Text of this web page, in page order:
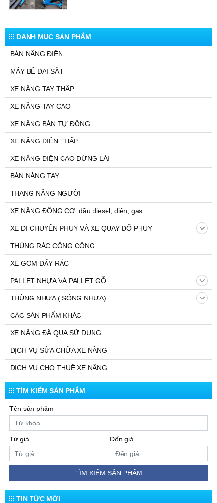
DANH MỤC SẢN PHẨM
BÀN NÂNG ĐIỆN
MÁY BẺ ĐAI SẮT
XE NÂNG TAY THẤP
XE NÂNG TAY CAO
XE NÂNG BÁN TỰ ĐỘNG
XE NÂNG ĐIỆN THẤP
XE NÂNG ĐIỆN CAO ĐỨNG LÁI
BÀN NÂNG TAY
THANG NÂNG NGƯỜI
XE NÂNG ĐỘNG CƠ: dầu diesel, điện, gas
XE DI CHUYỂN PHUY VÀ XE QUAY ĐỔ PHUY
THÙNG RÁC CÔNG CỘNG
XE GOM ĐẨY RÁC
PALLET NHỰA VÀ PALLET GỖ
THÙNG NHỰA ( SÓNG NHỰA)
CÁC SẢN PHẨM KHÁC
XE NÂNG ĐÃ QUA SỬ DỤNG
DỊCH VỤ SỬA CHỮA XE NÂNG
DỊCH VỤ CHO THUÊ XE NÂNG
TÌM KIẾM SẢN PHẨM
Tên sản phẩm
Từ giá Đến giá
TÌM KIẾM SẢN PHẨM
TIN TỨC MỚI